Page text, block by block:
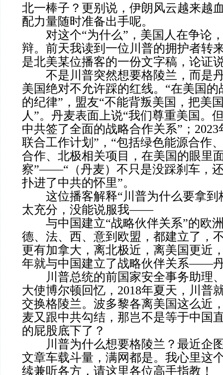
北一棒子？更别说，伊朗风云越来越
配力量随时准备出手呢。
对这个“为什么”，美国人在争论
辩。前天我读到一位川普的拥护者转
是北美某位播客的一份文字稿，论证
不是川普突然想要格陵兰，而是
美国绝对不允许踩的红线。“在美国
的纪律”，盟友“不能背叛美国，把美
人”。丹麦表面上说“我们尊重美国。
中共签了全面的战略合作关系”；
联合工作计划”，“包括绿色能源合作
合作、北极相关项目，在美国的眼里
察”——“（丹麦）不只是没踩刹车，
扑进了中共的怀里”。
这位播客解释“川普为什么要拿到
太充分，没能说服我——
与中国建立“战略伙伴关系”的欧
德、法、西、意到欧盟，都建立了，
更有加拿大，离北极近，离美国更近
年就与中国建立了战略伙伴关系——
川普总统的前国家安全事务助理
大使博尔顿回忆，2018年夏天，川普
交换格陵兰。波多黎各离美国这么近
麦又跟中共勾结，那岂不是等于中国
的屁股底下了？
川普为什么想要格陵兰？最近企
文章车载斗量，满网都是。我心里这
续兼听各方，请这里各位高手指教！